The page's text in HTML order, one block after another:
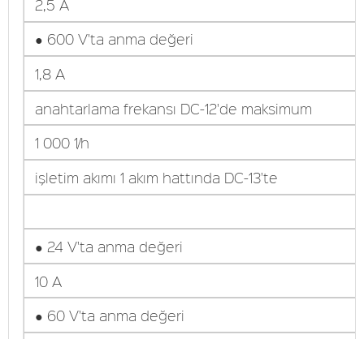
2,5 A
● 600 V'ta anma değeri
1,8 A
anahtarlama frekansı DC-12'de maksimum
1 000 1/h
işletim akımı 1 akım hattında DC-13'te
● 24 V'ta anma değeri
10 A
● 60 V'ta anma değeri